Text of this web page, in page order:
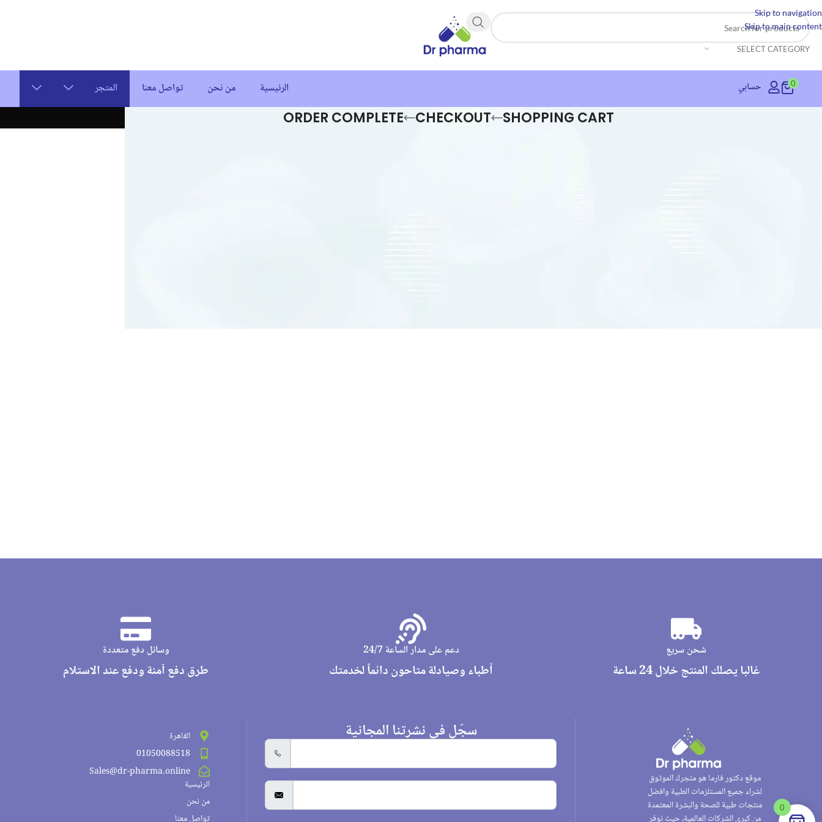
Skip to navigation
Skip to main content
SELECT CATEGORY
0 حسابي الرئيسية من نحن تواصل معنا المتجر
SHOPPING CART
CHECKOUT
ORDER COMPLETE
شحن سريع
غالبا يصلك المنتج خلال 24 ساعة
دعم على مدار الساعة 24/7
أطباء وصيادلة متاحون دائماً لخدمتك
وسائل دفع متعددة
طرق دفع آمنة ودفع عند الاستلام
موقع دكتور فارما هو متجرك الموثوق
لشراء جميع المستلزمات الطبية وافضل
منتجات طبية للصحة والبشرة المعتمدة
من كبرى الشركات العالمية، حيث نوفر
سجّل في نشرتنا المجانية
القاهرة
01050088518
Sales@dr-pharma.online
الرئيسية
من نحن
تواصل معنا
0